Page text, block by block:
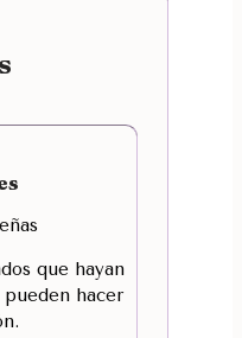
que hayan
hacer